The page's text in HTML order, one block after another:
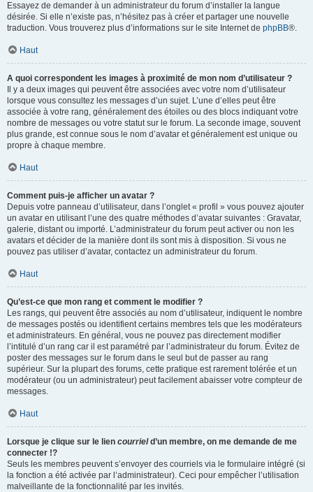
Essayez de demander à un administrateur du forum d’installer la langue
désirée. Si elle n’existe pas, n’hésitez pas à créer et partager une nouvelle
traduction. Vous trouverez plus d’informations sur le site Internet de phpBB®.
Haut
A quoi correspondent les images à proximité de mon nom d’utilisateur ?
Il y a deux images qui peuvent être associées avec votre nom d’utilisateur
lorsque vous consultez les messages d’un sujet. L’une d’elles peut être
associée à votre rang, généralement des étoiles ou des blocs indiquant votre
nombre de messages ou votre statut sur le forum. La seconde image, souvent
plus grande, est connue sous le nom d’avatar et généralement est unique ou
propre à chaque membre.
Haut
Comment puis-je afficher un avatar ?
Depuis votre panneau d’utilisateur, dans l’onglet « profil » vous pouvez ajouter
un avatar en utilisant l’une des quatre méthodes d’avatar suivantes : Gravatar,
galerie, distant ou importé. L’administrateur du forum peut activer ou non les
avatars et décider de la manière dont ils sont mis à disposition. Si vous ne
pouvez pas utiliser d’avatar, contactez un administrateur du forum.
Haut
Qu’est-ce que mon rang et comment le modifier ?
Les rangs, qui peuvent être associés au nom d’utilisateur, indiquent le nombre
de messages postés ou identifient certains membres tels que les modérateurs
et administrateurs. En général, vous ne pouvez pas directement modifier
l’intitulé d’un rang car il est paramétré par l’administrateur du forum. Évitez de
poster des messages sur le forum dans le seul but de passer au rang
supérieur. Sur la plupart des forums, cette pratique est rarement tolérée et un
modérateur (ou un administrateur) peut facilement abaisser votre compteur de
messages.
Haut
Lorsque je clique sur le lien courrield’un membre, on me demande de me
connecter !?
Seuls les membres peuvent s’envoyer des courriels via le formulaire intégré (si
la fonction a été activée par l’administrateur). Ceci pour empêcher l’utilisation
malveillante de la fonctionnalité par les invités.